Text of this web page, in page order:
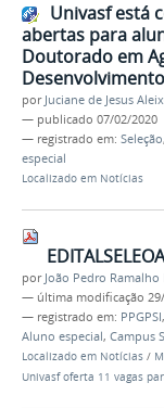
Univasf está
abertas para
Doutorado em
por Juciane de Jesus
— publicado 07/02/2020
— registrado em: Seleção,
especial
Localizado em Notícias
por João Pedro
— última modificação
— registrado em: PPGPSI,
Aluno especial, Campus
Localizado em Notícias /
Univasf oferta 11 vagas